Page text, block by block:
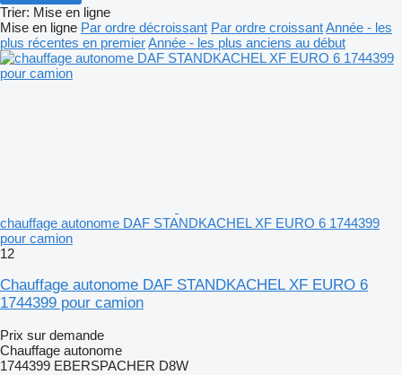
Trier: Mise en ligne
Mise en ligne Par ordre décroissant Par ordre croissantAnnée - les
plus récentes en premierAnnée - les plus anciens au début
chauffage autonome DAF STANDKACHEL XF EURO 6 1744399
pour camion
12
Chauffage autonome DAF STANDKACHEL XF EURO 6
1744399 pour camion
Prix sur demande
Chauffage autonome
1744399 EBERSPACHER D8W